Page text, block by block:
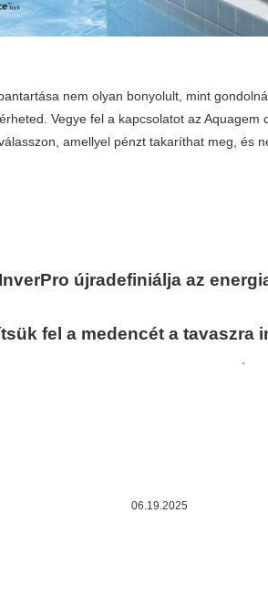
nem olyan bonyolult, mint
Vegye fel a kapcsolatot az Aquagem
amellyel pénzt takaríthat meg, és
újradefiniálja az
fel a medencét a tavaszra
06.19.2025